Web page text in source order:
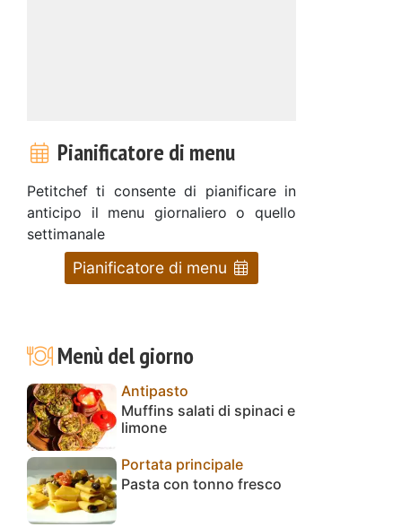
Pianificatore di menu
Petitchef ti consente di pianificare in
anticipo il menu giornaliero o quello
settimanale
Pianificatore di menu
Menù del giorno
Antipasto
Muffins salati di spinaci e
limone
Portata principale
Pasta con tonno fresco